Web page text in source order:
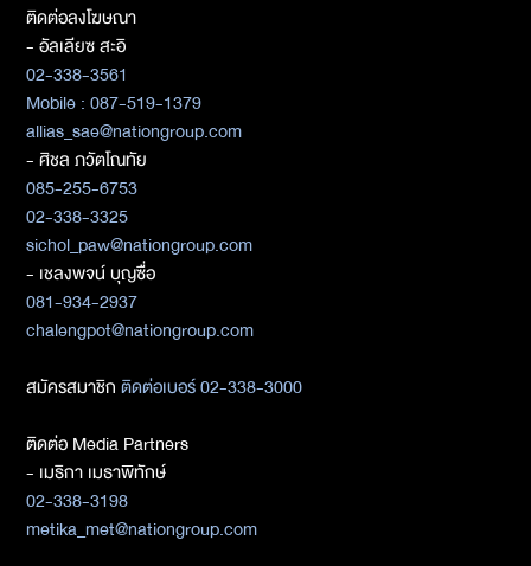
ติดต่อลงโฆษณา
- อัลเลียซ สะอิ
02-338-3561
Mobile : 087-519-1379
allias_sae@nationgroup.com
- ศิชล ภวัตโณทัย
085-255-6753
02-338-3325
sichol_paw@nationgroup.com
- เชลงพจน์ บุญซื่อ
081-934-2937
chalengpot@nationgroup.com
สมัครสมาชิกติดต่อเบอร์ 02-338-3000
ติดต่อ Media Partners
- เมธิกา เมธาพิทักษ์
02-338-3198
metika_met@nationgroup.com